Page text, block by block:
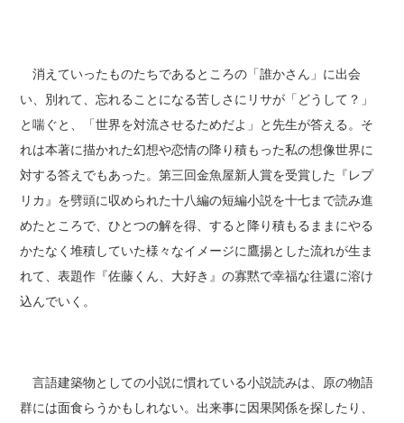
消えていったものたちであるところの「誰かさん」に出会
い、別れて、忘れることになる苦しさにリサが「どうして？」
と喘ぐと、「世界を対流させるためだよ」と先生が答える。そ
れは本著に描かれた幻想や恋情の降り積もった私の想像世界に
対する答えでもあった。第三回金魚屋新人賞を受賞した『レプ
リカ』を劈頭に収められた十八編の短編小説を十七まで読み進
めたところで、ひとつの解を得、すると降り積もるままにやる
かたなく堆積していた様々なイメージに鷹揚とした流れが生ま
れて、表題作『佐藤くん、大好き』の寡黙で幸福な往還に溶け
込んでいく。
言語建築物としての小説に慣れている小説読みは、原の物語
群には面食らうかもしれない。出来事に因果関係を探したり、